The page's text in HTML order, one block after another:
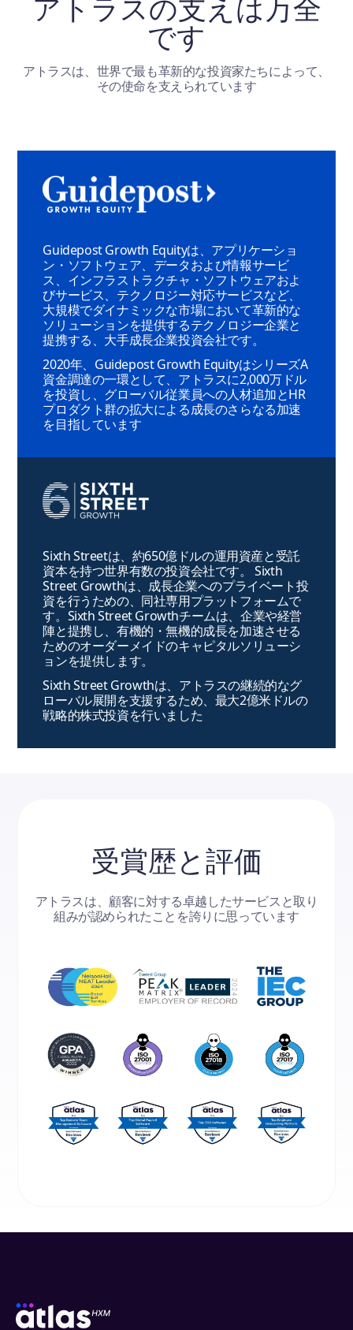
アトラスの支えは万全
です
アトラスは、世界で最も革新的な投資家たちによって、
その使命を支えられています
Guidepost Growth Equityは、アプリケーショ
ン・ソフトウェア、データおよび情報サービ
ス、インフラストラクチャ・ソフトウェアおよ
びサービス、テクノロジー対応サービスなど、
大規模でダイナミックな市場において革新的な
ソリューションを提供するテクノロジー企業と
提携する、大手成長企業投資会社です。
2020年、Guidepost Growth EquityはシリーズA
資金調達の一環として、アトラスに2,000万ドル
を投資し、グローバル従業員への人材追加とHR
プロダクト群の拡大による成長のさらなる加速
を目指しています
Sixth Streetは、約650億ドルの運用資産と受託
資本を持つ世界有数の投資会社です。 Sixth
Street Growthは、成長企業へのプライベート投
資を行うための、同社専用プラットフォームで
す。Sixth Street Growthチームは、企業や経営
陣と提携し、有機的・無機的成長を加速させる
ためのオーダーメイドのキャピタルソリューシ
ョンを提供します。
Sixth Street Growthは、アトラスの継続的なグ
ローバル展開を支援するため、最大2億米ドルの
戦略的株式投資を行いました
受賞歴と評価
アトラスは、顧客に対する卓越したサービスと取り
組みが認められたことを誇りに思っています